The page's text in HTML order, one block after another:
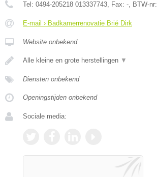
Tel: 0494-205218 013337743, Fax: -, BTW-nr:
E-mail › Badkamerrenovatie Brié Dirk
Website onbekend
Alle kleine en grote herstellingen ▼
Diensten onbekend
Openingstijden onbekend
Sociale media: